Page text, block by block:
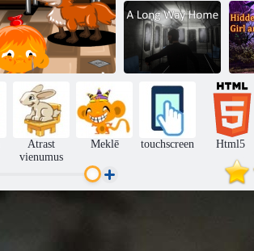
Monkey Go
Happy Stage
343,
Tāls ceļš uz
mājām
Atrast
vienumus
Meklē touchscreen Html5